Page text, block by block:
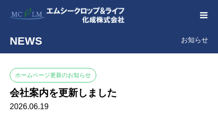
NEWS お知らせ
ホームページ更新のお知らせ
会社案内を更新しました
2026.06.19